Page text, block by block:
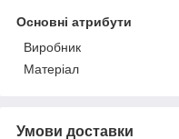
Основні атрибути
Виробник
Матеріал
Умови доставки